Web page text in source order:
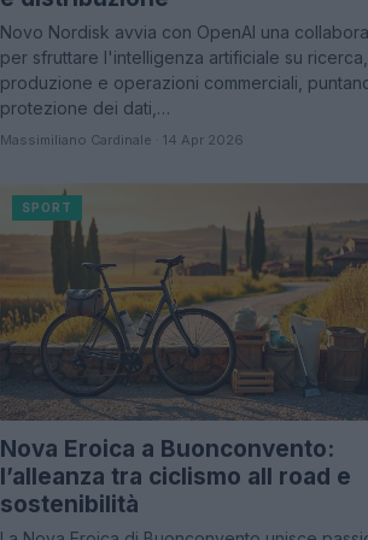
Novo Nordisk avvia con OpenAI una
per sfruttare l'intelligenza artificiale su ricerca,
produzione e operazioni commerciali,
protezione dei dati,…
Massimiliano Cardinale · 14 Apr 2026
SPORT
Nova Eroica a Buonconvento:
l’alleanza tra ciclismo all road e
sostenibilità